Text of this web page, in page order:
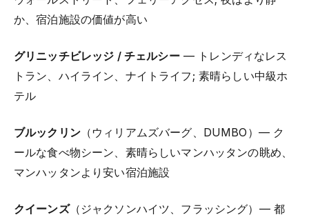
か、宿泊施設の価値が高い
グリニッチビレッジ / チェルシー— トレンディなレス
トラン、ハイライン、ナイトライフ; 素晴らしい中級ホ
テル
ブルックリン（ウィリアムズバーグ、DUMBO）— ク
ールな食べ物シーン、素晴らしいマンハッタンの眺め、
マンハッタンより安い宿泊施設
クイーンズ（ジャクソンハイツ、フラッシング）— 都